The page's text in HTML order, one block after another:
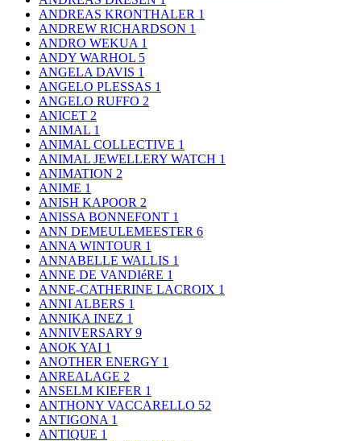
ANDREAS KRONTHALER 1
ANDREW RICHARDSON 1
ANDRO WEKUA 1
ANDY WARHOL 5
ANGELA DAVIS 1
ANGELO PLESSAS 1
ANGELO RUFFO 2
ANICET 2
ANIMAL 1
ANIMAL COLLECTIVE 1
ANIMAL JEWELLERY WATCH 1
ANIMATION 2
ANIME 1
ANISH KAPOOR 2
ANISSA BONNEFONT 1
ANN DEMEULEMEESTER 6
ANNA WINTOUR 1
ANNABELLE WALLIS 1
ANNE DE VANDIéRE 1
ANNE-CATHERINE LACROIX 1
ANNI ALBERS 1
ANNIKA INEZ 1
ANNIVERSARY 9
ANOK YAI 1
ANOTHER ENERGY 1
ANREALAGE 2
ANSELM KIEFER 1
ANTHONY VACCARELLO 52
ANTIGONA 1
ANTIQUE 1